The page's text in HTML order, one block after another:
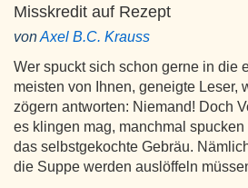
Misskredit auf Rezept
vonAxel B.C. Krauss
Wer spuckt sich schon gerne in die
meisten von Ihnen, geneigte Leser,
zögern antworten: Niemand! Doch
es klingen mag, manchmal
das selbstgekochte Gebräu.
die Suppe werden auslöffeln